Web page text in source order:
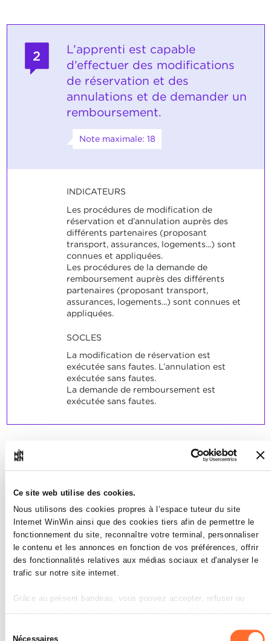
Ce site web utilise des cookies.
Nous utilisons des cookies propres à l’espace tuteur du site
Internet WinWin ainsi que des cookies tiers afin de permettre le
fonctionnement du site, reconnaître votre terminal, personnaliser
le contenu et les annonces en fonction de vos préférences, offrir
des fonctionnalités relatives aux médias sociaux et d'analyser le
trafic sur notre site internet.
Grâce au présent bandeau, vous pouvez accepter, refuser ou
description des différents cookies est accessible sous l’onglet «
Nécessaires
2
L’apprenti est capable
d’effectuer des modifications
de réservation et des
annulations et de demander un
remboursement.
Note maximale: 18
INDICATEURS
Les procédures de modification de
réservation et d’annulation auprès des
différents partenaires (proposant
transport, assurances, logements...) sont
connues et appliquées.
Les procédures de la demande de
remboursement auprès des différents
partenaires (proposant transport,
assurances, logements...) sont connues et
appliquées.
SOCLES
La modification de réservation est
exécutée sans fautes. L’annulation est
exécutée sans fautes.
La demande de remboursement est
exécutée sans fautes.
L’apprenti est capable de
porter de manière
professionnelle conseil au
client en cas de situation
exceptionnelle (p.ex.
catastrophe naturelle, grève,
accident, perte de